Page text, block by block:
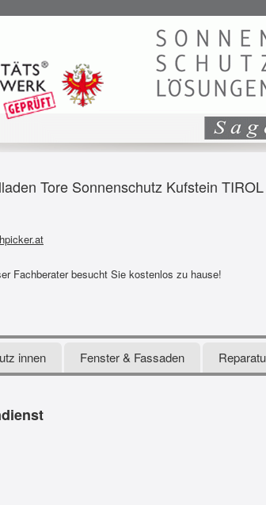
Tore Sonnenschutz Kufstein TIROL
Fachberater besucht Sie kostenlos zu hause!
innen Fenster & Fassaden